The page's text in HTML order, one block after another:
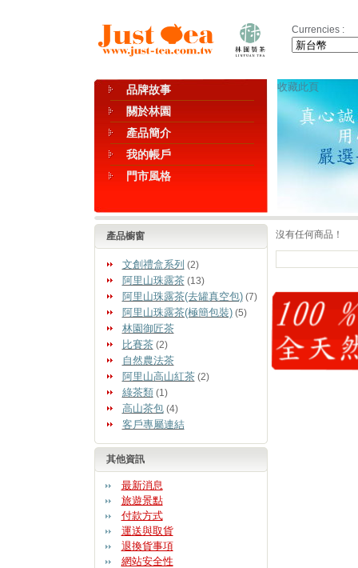
Currencies :
品牌故事
關於林園
產品簡介
我的帳戶
門市風格
收藏此頁
產品櫥窗
文創禮盒系列 (2)
阿里山珠露茶(13)
阿里山珠露茶(去罐真空包)(7)
阿里山珠露茶(極簡包裝)(5)
林園御匠茶
比賽茶(2)
自然農法茶
阿里山高山紅茶(2)
綠茶類 (1)
高山茶包(4)
客戶專屬連結
其他資訊
最新消息
旅遊景點
付款方式
運送與取貨
退換貨事項
網站安全性
沒有任何商品！